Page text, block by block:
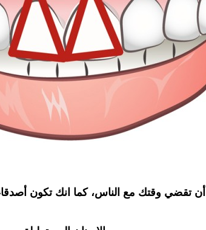
تقضي وقتك مع الناس، كما انك تكون